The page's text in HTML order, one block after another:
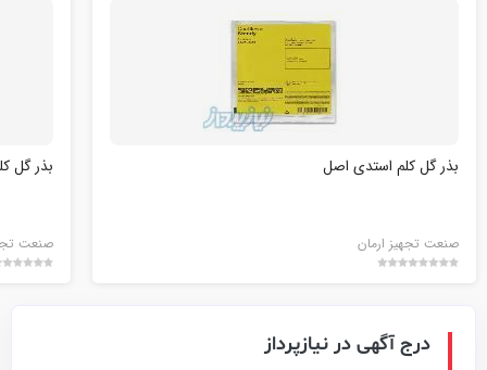
بذر گل کلم استدی اصل
صنعت تجهیز ارمان
بذر گل
صنعت
درج آگهی در نیازپرداز